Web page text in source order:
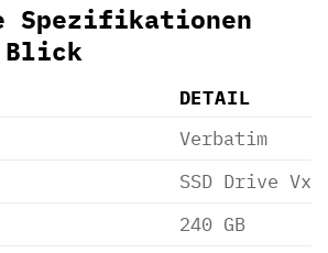
Spezifikationen
DETAIL
Verbatim
SSD Drive
240 GB